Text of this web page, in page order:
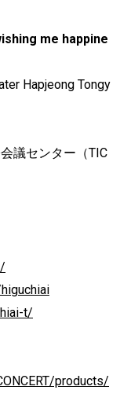
me happine
Hapjeong Tongy
議センター（TIC
t/
products/